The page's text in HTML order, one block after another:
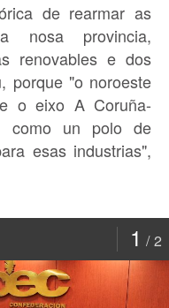
de rearmar as
nosa provincia,
renovables e dos
porque "o noroeste
o eixo A Coruña-
como un polo de
esas industrias",
1 2